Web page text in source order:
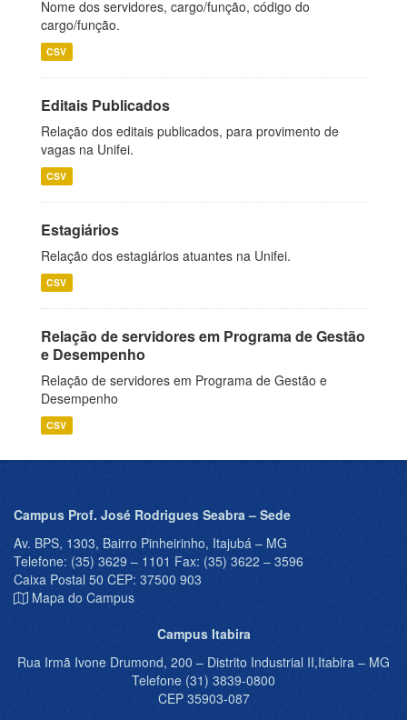
Nome dos servidores, cargo/função, código do
cargo/função.
CSV
Editais Publicados
Relação dos editais publicados, para provimento de
vagas na Unifei.
CSV
Estagiários
Relação dos estagiários atuantes na Unifei.
CSV
Relação de servidores em Programa de Gestão
e Desempenho
Relação de servidores em Programa de Gestão e
Desempenho
CSV
Campus Prof. José Rodrigues Seabra – Sede
Av. BPS, 1303, Bairro Pinheirinho, Itajubá – MG
Telefone: (35) 3629 – 1101 Fax: (35) 3622 – 3596
Caixa Postal 50 CEP: 37500 903
Mapa do Campus
Campus Itabira
Rua Irmã Ivone Drumond, 200 – Distrito Industrial II,Itabira – MG
Telefone (31) 3839-0800
CEP 35903-087